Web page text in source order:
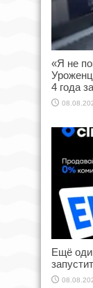
«Я не
4 года
Ещё